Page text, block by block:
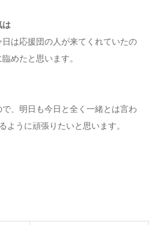
は
は応援団の人が来てくれていたの
めたと思います。
、明日も今日と全く一緒とは言わ
ように頑張りたいと思います。